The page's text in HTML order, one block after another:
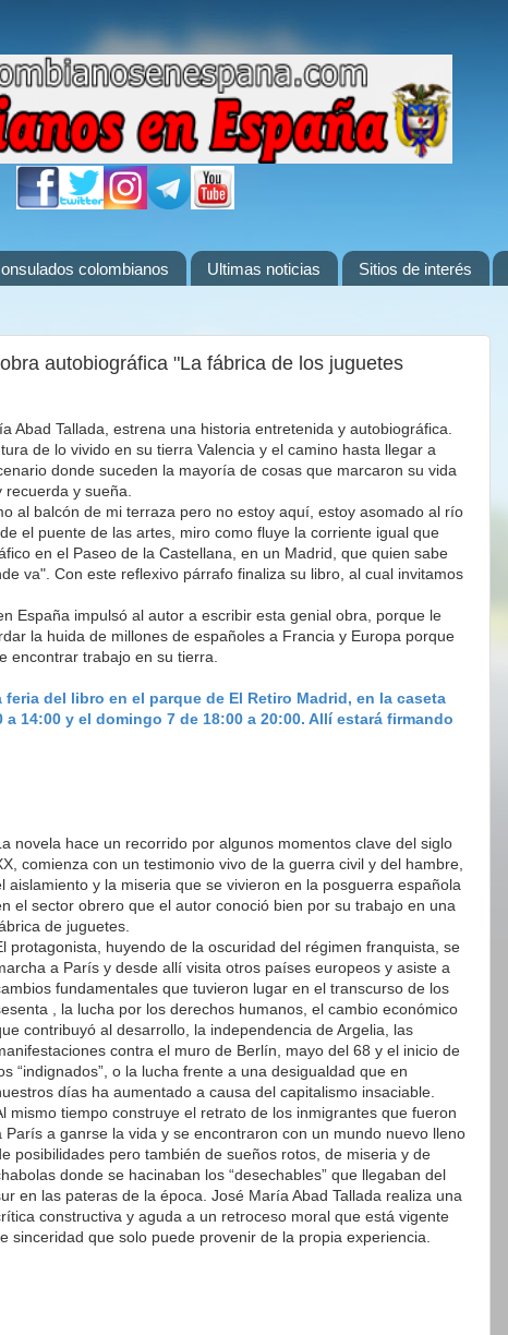
colombianos Ultimas noticias Sitios de interés
autobiográfica "La fábrica de los juguetes
Abad Tallada, estrena una historia entretenida y autobiográfica.
de lo vivido en su tierra Valencia y el camino hasta llegar a
donde suceden la mayoría de cosas que marcaron su vida
recuerda y sueña.
al balcón de mi terraza pero no estoy aquí, estoy asomado al río
el puente de las artes, miro como fluye la corriente igual que
en el Paseo de la Castellana, en un Madrid, que quien sabe
va". Con este reflexivo párrafo finaliza su libro, al cual invitamos
España impulsó al autor a escribir esta genial obra, porque le
la huida de millones de españoles a Francia y Europa porque
encontrar trabajo en su tierra.
del libro en el parque de El Retiro Madrid, en la caseta
14:00 y el domingo 7 de 18:00 a 20:00. Allí estará firmando
novela hace un recorrido por algunos momentos clave del siglo
comienza con un testimonio vivo de la guerra civil y del hambre,
aislamiento y la miseria que se vivieron en la posguerra española
el sector obrero que el autor conoció bien por su trabajo en una
de juguetes.
protagonista, huyendo de la oscuridad del régimen franquista, se
a París y desde allí visita otros países europeos y asiste a
fundamentales que tuvieron lugar en el transcurso de los
, la lucha por los derechos humanos, el cambio económico
contribuyó al desarrollo, la independencia de Argelia, las
contra el muro de Berlín, mayo del 68 y el inicio de
“indignados”, o la lucha frente a una desigualdad que en
días ha aumentado a causa del capitalismo insaciable.
mismo tiempo construye el retrato de los inmigrantes que fueron
París a ganrse la vida y se encontraron con un mundo nuevo lleno
posibilidades pero también de sueños rotos, de miseria y de
donde se hacinaban los “desechables” que llegaban del
en las pateras de la época. José María Abad Tallada realiza una
constructiva y aguda a un retroceso moral que está vigente
sinceridad que solo puede provenir de la propia experiencia.